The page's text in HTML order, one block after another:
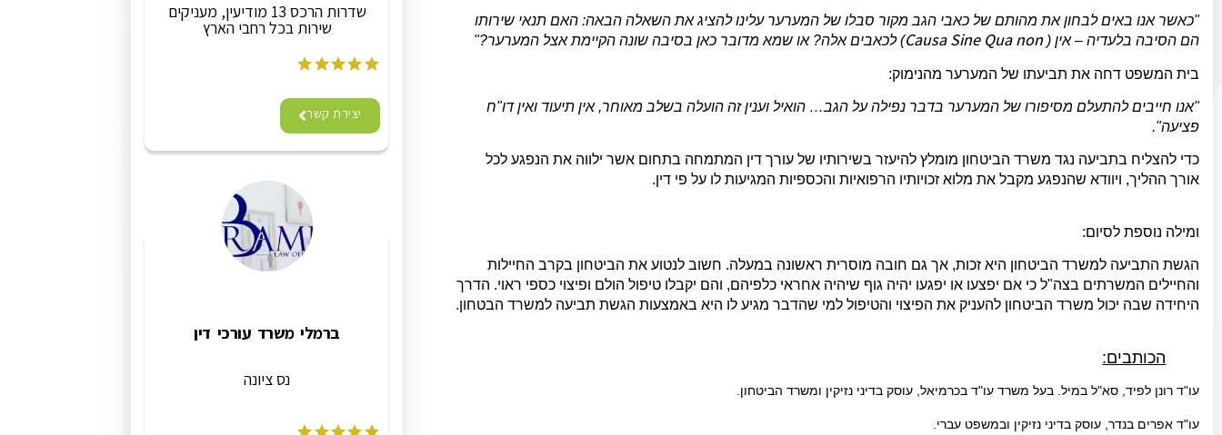
"כאשר אנו באים לבחון את מהותם של כאבי הגב מקור סבלו של המערער עלינו להציג את השאלה הבאה: האם תנאי שירותו
הם הסיבה בלעדיה – אין ( Causa Sine Qua non) לכאבים אלה? או שמא מדובר כאן בסיבה שונה הקיימת אצל המערער?"
בית המשפט דחה את תביעתו של המערער מהנימוק:
"אנו חייבים להתעלם מסיפורו של המערער בדבר נפילה על הגב… הואיל וענין זה הועלה בשלב מאוחר, אין תיעוד ואין דו"ח
פציעה".
כדי להצליח בתביעה נגד משרד הביטחון מומלץ להיעזר בשירותיו של עורך דין המתמחה בתחום אשר ילווה את הנפגע לכל
אורך ההליך, ויוודא שהנפגע מקבל את מלוא זכויותיו הרפואיות והכספיות המגיעות לו על פי דין.
ומילה נוספת לסיום:
הגשת התביעה למשרד הביטחון היא זכות, אך גם חובה מוסרית ראשונה במעלה. חשוב לנטוע את הביטחון בקרב החיילות
והחיילים המשרתים בצה"ל כי אם יפצעו או יפגעו יהיה גוף שיהיה אחראי כלפיהם, והם יקבלו טיפול הולם ופיצוי כספי ראוי. הדרך
היחידה שבה יכול משרד הביטחון להעניק את הפיצוי והטיפול למי שהדבר מגיע לו היא באמצעות הגשת תביעה למשרד הבטחון.
הכותבים:
עו"ד רונן לפיד, סא"ל במיל. בעל משרד עו"ד בכרמיאל, עוסק בדיני נזיקין ומשרד הביטחון.
עו"ד אפרים בנדר, עוסק בדיני נזיקין ובמשפט עברי.
שדרות הרכס 13 מודיעין, מעניקים
שירות בכל רחבי הארץ
יצירת קשר
ברמלי משרד עורכי דין
נס ציונה